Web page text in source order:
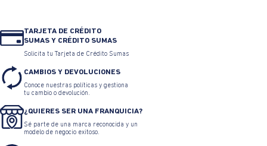
TARJETA DE CRÉDITO
SUMAS Y CRÉDITO SUMAS
Solicita tu Tarjeta de Crédito Sumas
CAMBIOS Y DEVOLUCIONES
Conoce nuestras políticas y gestiona
tu cambio o devolución.
¿QUIERES SER UNA FRANQUICIA?
Sé parte de una marca reconocida y un
modelo de negocio exitoso.